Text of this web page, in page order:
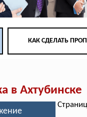
КАК СДЕЛАТЬ
в Ахтубинске